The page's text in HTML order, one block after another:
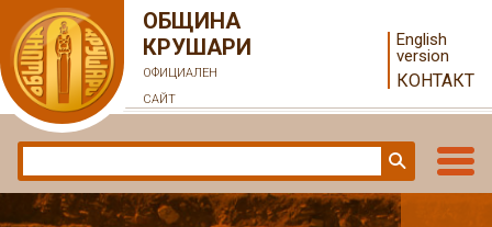
ОБЩИНА
КРУШАРИ
ОФИЦИАЛЕН
САЙТ
English
version
КОНТАКТ